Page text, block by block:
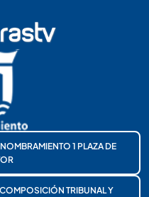
1 PLAZA DE
TRIBUNAL Y